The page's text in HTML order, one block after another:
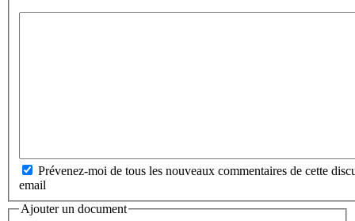
Prévenez-moi de tous les nouveaux commentaires de cette
email
Ajouter un document